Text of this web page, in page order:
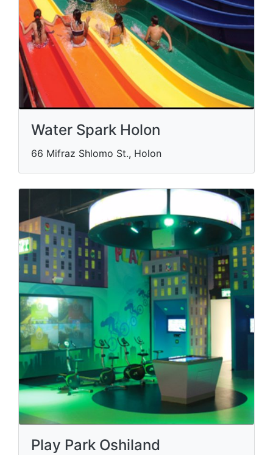
Water Spark Holon
66 Mifraz Shlomo St., Holon
Play Park Oshiland